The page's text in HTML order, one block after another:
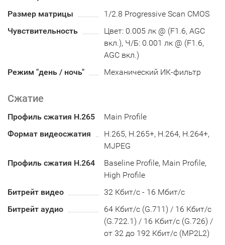
Размер матрицы
1/2.8 Progressive Scan CMOS
Чувствительность
Цвет: 0.005 лк @ (F1.6, AGC
вкл.), Ч/Б: 0.001 лк @ (F1.6,
AGC вкл.)
Режим "день / ночь"
Механический ИК-фильтр
Сжатие
Профиль сжатия H.265
Main Profile
Формат видеосжатия
H.265, H.265+, H.264, H.264+,
MJPEG
Профиль сжатия H.264
Baseline Profile, Main Profile,
High Profile
Битрейт видео
32 Кбит/с - 16 Мбит/с
Битрейт аудио
64 Кбит/с (G.711) / 16 Кбит/с
(G.722.1) / 16 Кбит/с (G.726) /
от 32 до 192 Кбит/с (MP2L2)